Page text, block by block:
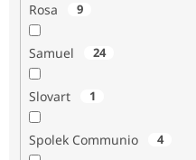
Rosa 9
Samuel 24
Slovart 1
Spolek Communio 4